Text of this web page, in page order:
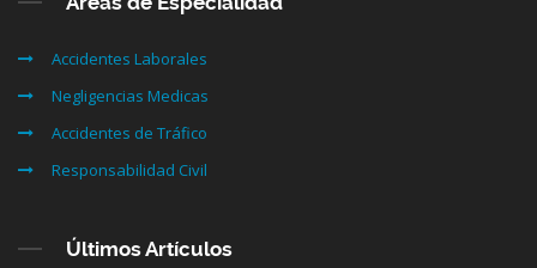
Accidentes Laborales
Negligencias Medicas
Accidentes de Tráfico
Responsabilidad Civil
Últimos Artículos